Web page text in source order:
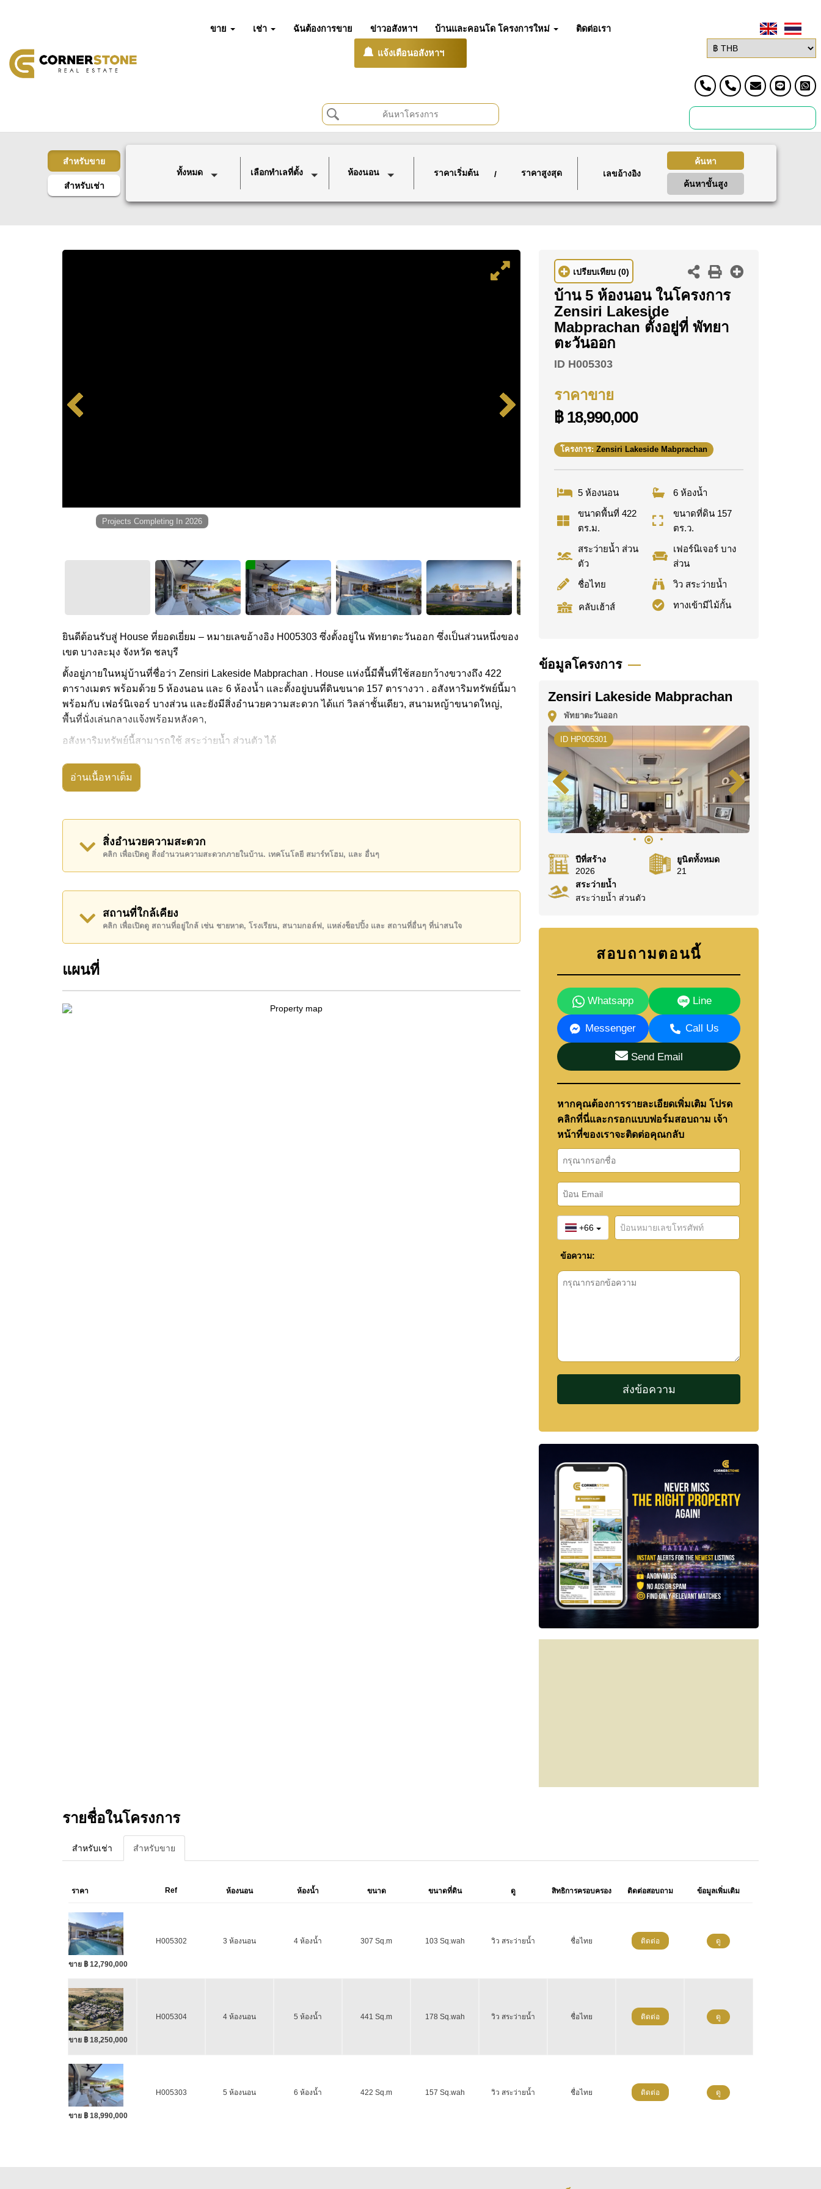
ขาย เช่า ฉันต้องการขาย ข่าวอสังหาฯ บ้านและคอนโด โครงการใหม่ ติดต่อเรา
แจ้งเตือนอสังหาฯ
สำหรับขาย
สำหรับเช่า
ทั้งหมด เลือกทำเลที่ตั้ง ห้องนอน ราคาเริ่มต้น / ราคาสูงสุด
ค้นหา
ค้นหาขั้นสูง
ยินดีต้อนรับสู่ House ที่ยอดเยี่ยม – หมายเลขอ้างอิง H005303 ซึ่งตั้งอยู่ใน พัทยาตะวันออก ซึ่งเป็นส่วนหนึ่งของ
เขต บางละมุง จังหวัด ชลบุรี
ตารางเมตร พร้อมด้วย 5 ห้องนอน และ 6 ห้องน้ำ และตั้งอยู่บนที่ดินขนาด 157 ตารางวา . อสังหาริมทรัพย์นี้มา
พร้อมกับ เฟอร์นิเจอร์ บางส่วน และยังมีสิ่งอำนวยความสะดวก ได้แก่ วิลล่าชั้นเดียว, สนามหญ้าขนาดใหญ่,
พื้นที่นั่งเล่นกลางแจ้งพร้อมหลังคา,
อสังหาริมทรัพย์นี้สามารถใช้ สระว่ายน้ำ ส่วนตัว ได้
Zensiri Lakeside Mabprachan มีสิ่งอำนวยความสะดวกส่วนกลาง ได้แก่ ฟิตเนส, คลับเฮ้าส์, รักษาความ
เลค, สนามแข่งรถ พีระเรซเซอร์กิต, ไทยโปโลคลับ, ปีโป้ โพนี่ คลับ, พัทยาเวคพาร์ค , สยามคันทรีคลับ (สนาม
เก่า ไร่ ริมน้ำ และโรลลิ่งฮิลส์), พัทยาคันทรีคลับ , รพ.กรุงเทพพัทยา, รพ.กรุงเทพจอมเทียน
โฉนดที่ดินของอสังหาริมทรัพย์นี้อยู่ภายใต้กรรมสิทธิ์ ชื่อไทย
โดยมี ค่าธรรมเนียมการโอน 2% (โครงการชำระ
ภาษีทั้งหมด)
ค้นพบโอกาสในการทำให้ที่อยู่อาศัยนี้เป็นบ้านในฝันของคุณ!
WhatsApp ของสำนักงาน:
สิ่งอำนวยความสะดวก
แผนที่
เปรียบเทียบ (0)
บ้าน 5 ห้องนอน ในโครงการ
Zensiri Lakeside
Mabprachan ตั้งอยู่ที่ พัทยา
ตะวันออก
ID H005303
ราคาขาย
฿ 18,990,000
โครงการ: Zensiri Lakeside Mabprachan
5 ห้องนอน
6 ห้องน้ำ
ขนาดพื้นที่ 422
ตร.ม.
ขนาดที่ดิน 157
ตร.ว.
สระว่ายน้ำ ส่วน
ตัว
เฟอร์นิเจอร์ บาง
ส่วน
ชื่อไทย
วิว สระว่ายน้ำ
คลับเฮ้าส์ ทางเข้ามีไม้กั้น
ข้อมูลโครงการ
Zensiri Lakeside Mabprachan
พัทยาตะวันออก
ID HP005301
ปีที่สร้าง
2026
ยูนิตทั้งหมด
21
สระว่ายน้ำ
สระว่ายน้ำ ส่วนตัว
สอบถามตอนนี้
Whatsapp Line
Messenger Call Us
Send Email
หากคุณต้องการรายละเอียดเพิ่มเติม โปรด
คลิกที่นี่และกรอกแบบฟอร์มสอบถาม เจ้า
หน้าที่ของเราจะติดต่อคุณกลับ
+66
ข้อความ:
รายชื่อในโครงการ
For Rent For Sale
ราคา Ref ห้องนอน ห้องน้ำ ขนาด ขนาดที่ดิน ดู สิทธิการครอบครอง ติดต่อสอบถาม ข้อมูลเพิ่มเติม
ขาย ฿ 12,790,000
H005302 3 ห้องนอน 4 ห้องน้ำ 307 Sq.m 103 Sq.wah วิว สระว่ายน้ำ ชื่อไทย ติดต่อ ดู
ขาย ฿ 18,250,000
H005304 4 ห้องนอน 5 ห้องน้ำ 441 Sq.m 178 Sq.wah วิว สระว่ายน้ำ ชื่อไทย ติดต่อ ดู
ขาย ฿ 18,990,000
H005303 5 ห้องนอน 6 ห้องน้ำ 422 Sq.m 157 Sq.wah วิว สระว่ายน้ำ ชื่อไทย ติดต่อ ดู